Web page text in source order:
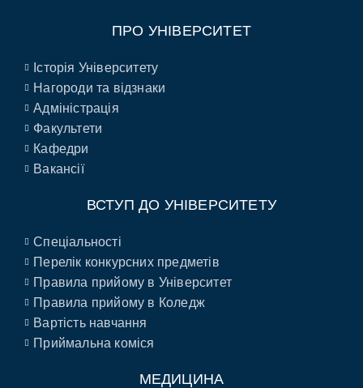
ПРО УНІВЕРСИТЕТ
Історія Університету
Нагороди та відзнаки
Адміністрація
Факультети
Кафедри
Вакансії
ВСТУП ДО УНІВЕРСИТЕТУ
Спеціальності
Перелік конкурсних предметів
Правила прийому в Університет
Правила прийому в Коледж
Вартість навчання
Приймальна коміся
МЕДИЦИНА